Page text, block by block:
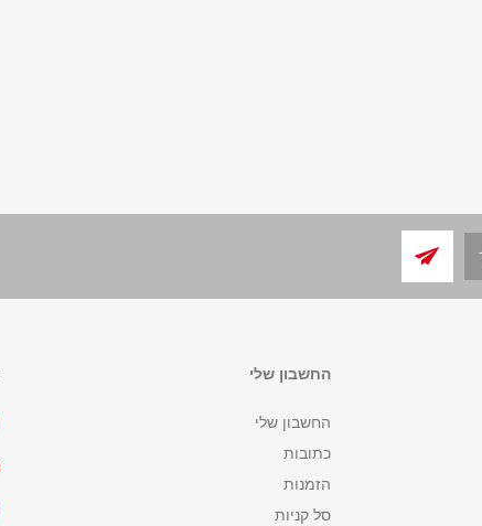
החשבון שלי
החשבון שלי
כתובות
הזמנות
סל קניות